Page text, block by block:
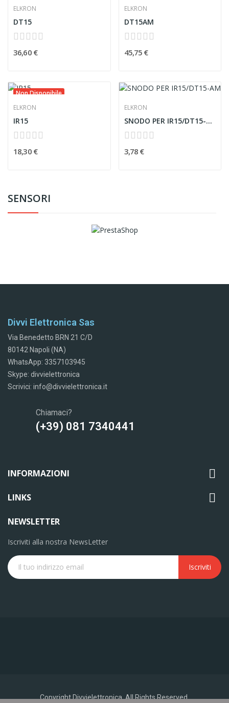
SENSORI
ELKRON
DT15
36,60 €
ELKRON
DT15AM
45,75 €
Non Disponibile
ELKRON
IR15
18,30 €
ELKRON
SNODO PER IR15/DT15-AM
3,78 €
Divvi Elettronica Sas
Via Benedetto BRN 21 C/D
80142 Napoli (NA)
WhatsApp: 3357103945
Skype: divvielettronica
Scrivici: info@divvielettronica.it
Chiamaci?
(+39) 081 7340441
INFORMAZIONI 
LINKS 
NEWSLETTER
Iscriviti alla nostra NewsLetter
Iscriviti
Copyright Divvielettronica. All Rights Reserved.